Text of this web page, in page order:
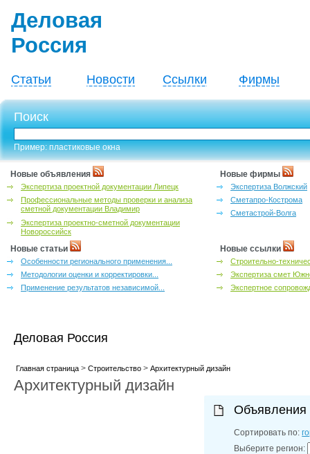
Деловая
Россия
Статьи Новости Ссылки Фирмы
Поиск
Пример: пластиковые окна
Новые объявления
Экспертиза проектной документации Липецк
Профессиональные методы проверки и анализа
сметной документации Владимир
Экспертиза проектно-сметной документации
Новороссийск
Новые фирмы
Экспертиза Волжский
Сметапро-Кострома
Сметастрой-Волга
Новые статьи
Особенности регионального применения...
Методологии оценки и корректировки...
Применение результатов независимой...
Новые ссылки
Строительно-
Экспертиза смет
Экспертное
Деловая Россия
Главная страница> Строительство> Архитектурный дизайн
Архитектурный дизайн
Сортировать по:
Выберите регион: